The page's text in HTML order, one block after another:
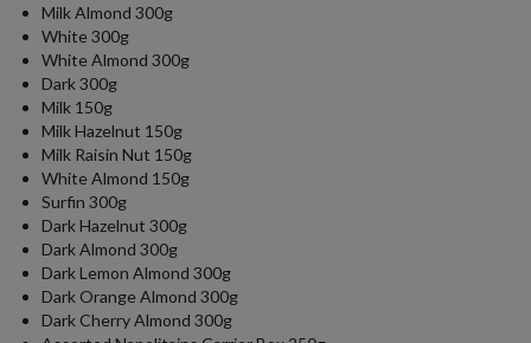
Milk Almond 300g
White 300g
White Almond 300g
Dark 300g
Milk 150g
Milk Hazelnut 150g
Milk Raisin Nut 150g
White Almond 150g
Surfin 300g
Dark Hazelnut 300g
Dark Almond 300g
Dark Lemon Almond 300g
Dark Orange Almond 300g
Dark Cherry Almond 300g